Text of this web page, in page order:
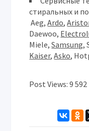
стиральных и
Aeg,Ardo,
Daewoo,
Miele,Samsung,
Kaiser,Asko,
Post Views: 9 592